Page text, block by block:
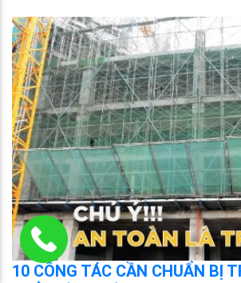
10 CÔNG TÁC CẦN CHUẨN BỊ